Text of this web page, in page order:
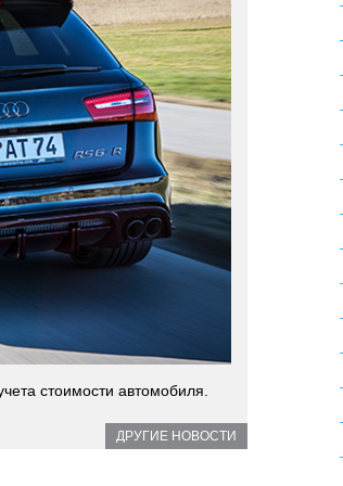
стоимости автомобиля.
ДРУГИЕ НОВОСТИ